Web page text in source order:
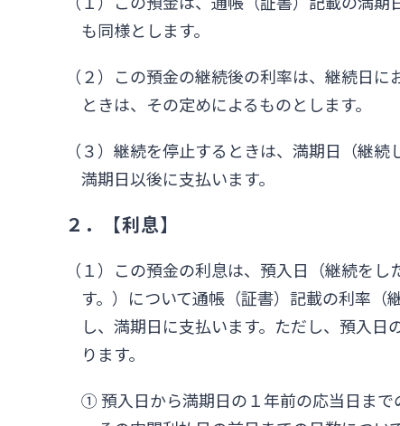
も同様とします。
（２）この預金の継続後の利率は、継続日
ときは、その定めによるものとします。
（３）継続を停止するときは、満期日（継
満期日以後に支払います。
２．【利息】
（１）この預金の利息は、預入日（継続を
す。）について通帳（証書）記載の利率
し、満期日に支払います。ただし、預入
ります。
① 預入日から満期日の１年前の応当日ま